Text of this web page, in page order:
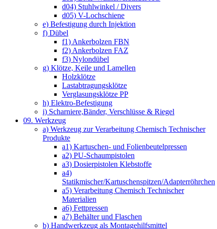
d04) Stuhlwinkel / Divers
d05) V-Lochschiene
e) Befestigung durch Injektion
f) Dübel
f1) Ankerbolzen FBN
f2) Ankerbolzen FAZ
f3) Nylondübel
g) Klötze, Keile und Lamellen
Holzklötze
Lastabtragungsklötze
Verglasungsklötze PP
h) Elektro-Befestigung
i) Scharniere,Bänder, Verschlüsse & Riegel
09. Werkzeug
a) Werkzeug zur Verarbeitung Chemisch Technischer
Produkte
a1) Kartuschen- und Folienbeutelpressen
a2) PU-Schaumpistolen
a3) Dosierpistolen Klebstoffe
a4)
Statikmischer/Kartuschenspitzen/Adapterröhrchen
a5) Verarbeitung Chemisch Technischer
Materialien
a6) Fettpressen
a7) Behälter und Flaschen
b) Handwerkzeug als Montagehilfsmittel